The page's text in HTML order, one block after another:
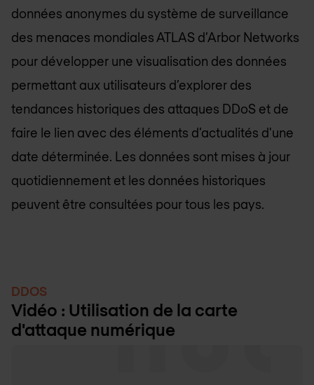
données anonymes du système de surveillance
des menaces mondiales ATLAS d’Arbor Networks
pour développer une visualisation des données
permettant aux utilisateurs d’explorer des
tendances historiques des attaques DDoS et de
faire le lien avec des éléments d’actualités d'une
date déterminée. Les données sont mises à jour
quotidiennement et les données historiques
peuvent être consultées pour tous les pays.
DDOS
Vidéo : Utilisation de la carte
d'attaque numérique